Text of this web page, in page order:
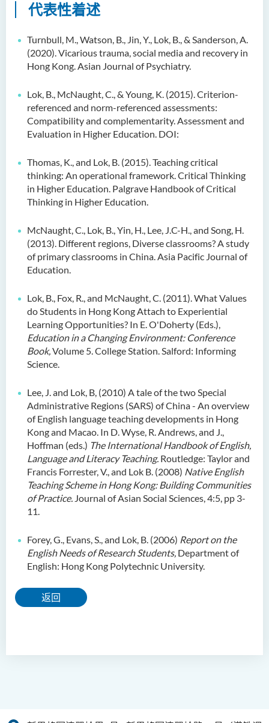
代表性着述
Turnbull, M., Watson, B., Jin, Y., Lok, B., & Sanderson, A.
(2020). Vicarious trauma, social media and recovery in
Hong Kong. Asian Journal of Psychiatry.
Lok, B., McNaught, C., & Young, K. (2015). Criterion-
referenced and norm-referenced assessments:
Compatibility and complementarity. Assessment and
Evaluation in Higher Education. DOI:
Thomas, K., and Lok, B. (2015). Teaching critical
thinking: An operational framework. Critical Thinking
in Higher Education. Palgrave Handbook of Critical
Thinking in Higher Education.
McNaught, C., Lok, B., Yin, H., Lee, J.C-H., and Song, H.
(2013). Different regions, Diverse classrooms? A study
of primary classrooms in China. Asia Pacific Journal of
Education.
Lok, B., Fox, R., and McNaught, C. (2011). What Values
do Students in Hong Kong Attach to Experiential
Learning Opportunities? In E. O'Doherty (Eds.),
Education in a Changing Environment: Conference
Book,Volume 5. College Station. Salford: Informing
Science.
Lee, J. and Lok, B, (2010) A tale of the two Special
Administrative Regions (SARS) of China - An overview
of English language teaching developments in Hong
Kong and Macao. In D. Wyse, R. Andrews, and J.,
Hoffman (eds.) The International Handbook of English,
Language and Literacy Teaching. Routledge: Taylor and
Francis Forrester, V., and Lok B. (2008) Native English
Teaching Scheme in Hong Kong: Building Communities
of Practice. Journal of Asian Social Sciences, 4:5, pp 3-
11.
Forey, G., Evans, S., and Lok, B. (2006) Report on the
English Needs of Research Students, Department of
English: Hong Kong Polytechnic University.
返回
旁听生计划
人文科技研究中心
幼稚园教师语文专业发展课
程 - 基本课程
机器翻译译后编辑比赛 2021
2023